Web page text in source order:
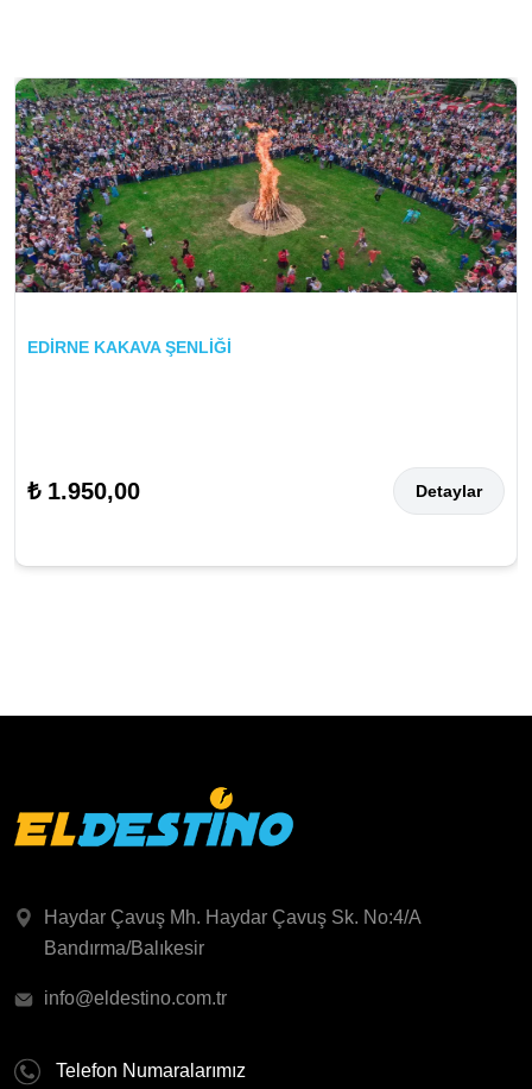
EDİRNE KAKAVA ŞENLİĞİ
₺ 1.950,00 Detaylar
Haydar Çavuş Mh. Haydar Çavuş Sk. No:4/A
Bandırma/Balıkesir
info@eldestino.com.tr
Telefon Numaralarımız